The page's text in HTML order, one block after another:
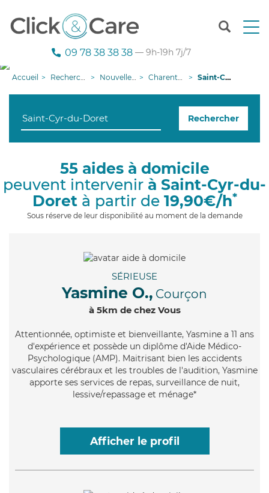
T
n
g
i
09 78 38 38 38 — 9h-19h 7j/7
Accueil Recherche aide à domicile Nouvelle-Aquitaine Charente-Maritime Saint-Cyr-du-Doret
Rechercher
55 aides à domicile
peuvent intervenir à Saint-Cyr-du-
Doretà partir de 19,90€/h*
Sous réserve de leur disponibilité au moment de la demande
SÉRIEUSE
Yasmine O., Courçon
à 5km de chez Vous
Attentionnée, optimiste et bienveillante, Yasmine a 11 ans
d'expérience et possède un diplôme d'Aide Médico-
Psychologique (AMP). Maitrisant bien les accidents
vasculaires cérébraux et les troubles de l'audition, Yasmine
apporte ses services de repas, surveillance de nuit,
lessive/repassage et ménage*
Afficher le profil